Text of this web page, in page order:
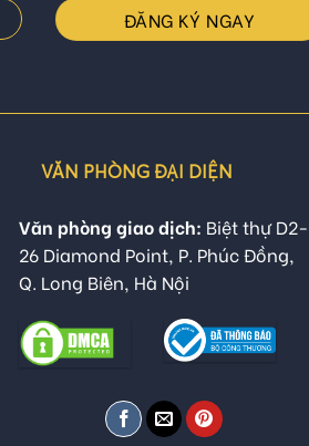
VĂN PHÒNG ĐẠI DIỆN
Văn phòng giao dịch: Biệt thự D2-
26 Diamond Point, P. Phúc Đồng,
Q. Long Biên, Hà Nội